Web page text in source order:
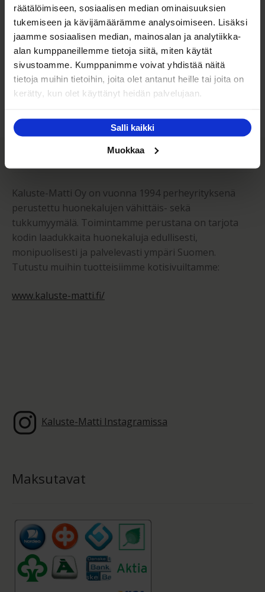
räätälöimiseen, sosiaalisen median ominaisuuksien
tukemiseen ja kävijämäärämme analysoimiseen. Lisäksi
jaamme sosiaalisen median, mainosalan ja analytiikka-
alan kumppaneillemme tietoja siitä, miten käytät
sivustoamme. Kumppanimme voivat yhdistää näitä
tietoja muihin tietoihin, joita olet antanut heille tai joita on
kerätty, kun olet käyttänyt heidän palvelujaan.
Salli kaikki
Muokkaa
Kaluste-Matin oma kuljetus on turvallinen tapa
tuotteiden toimitukseen. Saat varmemmin tuotteet
ehjänä perille - ja vieläpä sisäänkannettuna!
Kuljetuksen hinta Suomessa alk. 59€!
Kaluste-Matti Oy
Kaluste-Matti Oy on vuonna 1994 perheyrityksenä
perustettu huonekalujen vähittäis- sekä
tukkumyymälä. Toimintamme perustana on tarjota
kodin laadukkaita huonekaluja edullisesti,
monipuolisesti ja palvelevasti ympäri Suomen.
Tutustu muihin tuotteisiimme kotisivuiltamme:
www.kaluste-matti.fi/
Kaluste-Matti Instagramissa
Maksutavat